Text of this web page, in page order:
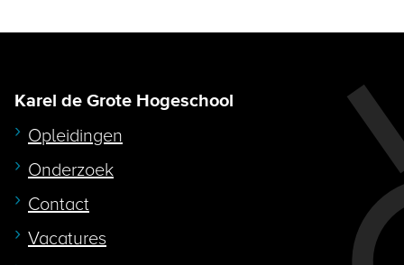
Karel de Grote Hogeschool
Opleidingen
Onderzoek
Contact
Vacatures